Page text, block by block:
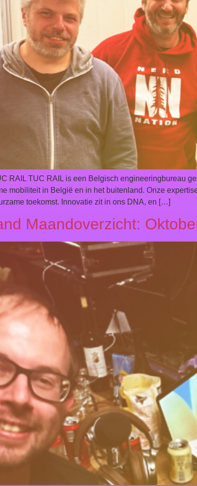
RAIL TUC RAIL is een Belgisch engineeringbureau
mobiliteit in België en in het buitenland. Onze
toekomst. Innovatie zit in ons DNA, en […]
Maandoverzicht: